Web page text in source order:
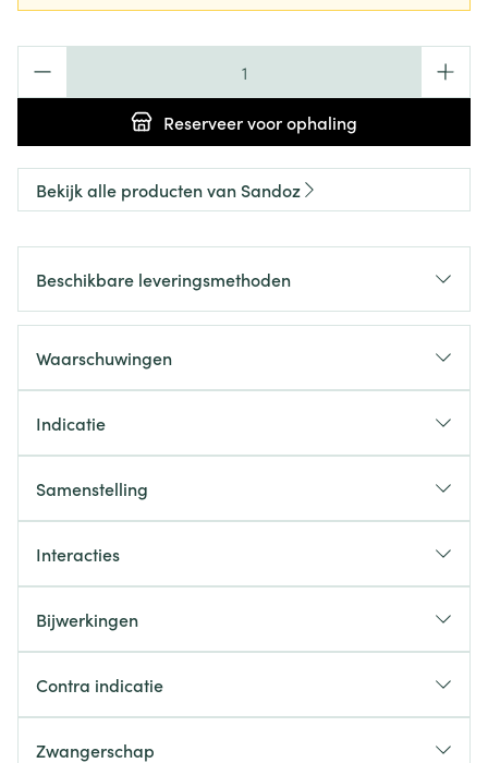
Reserveervoor ophaling
Bekijk alle producten van Sandoz
Beschikbare leveringsmethoden
Waarschuwingen
Indicatie
Samenstelling
Interacties
Bijwerkingen
Contra indicatie
Zwangerschap